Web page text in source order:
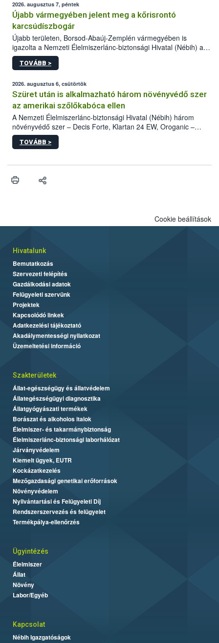
2026. augusztus 7, péntek
Újabb vármegyében jelent meg a kőrisrontó
karcsúdíszbogár
Újabb területen, Borsod-Abaúj-Zemplén vármegyében is
igazolta a Nemzeti Élelmiszerlánc-biztonsági Hivatal (Nébih) a
kőrisrontó karcsúdíszbogár (Agrilus planipennis) jelenlétét. A
kártevőt nem csak színcsapdában találták meg, de már fertőzött
az intenzív felderítést, emellett az intézkedéseket a szlovák
hatósággal is összehangolják a terjedés megállítása érdekében.
TOVÁBB >
2026. augusztus 6, csütörtök
Szüret után is alkalmazható három növényvédő szer
az amerikai szőlőkabóca ellen
A Nemzeti Élelmiszerlánc-biztonsági Hivatal (Nébih) három
növényvédő szer – Decis Forte, Klartan 24 EW, Oroganic –
engedélyokiratát módosította, így azok a szüretet követően,
egészen a vesszőérettség (BBCH 91) stádiumáig
érésű szőlőkben is legyen lehetőség a károsító elleni további
felhasználók számára is elérhető és ökológiai termesztésben is
TOVÁBB >
Cookie beállítások
Hivatalunk
Bemutatkozás
Szervezeti felépítés
Gazdálkodási adatok
Felügyeleti szervünk
Projektek
Kapcsolódó linkek
Adatkezelési tájékoztató
Akadálymentességi nyilatkozat
Üzemeltetési információ
Szakterületek
Állat-egészségügy és állatvédelem
Állategészségügyi diagnosztika
Állatgyógyászati termékek
Borászat és alkoholos italok
Élelmiszer- és takarmánybiztonság
Élelmiszerlánc-biztonsági laborhálózat
Járványvédelem
Kiemelt ügyek, EUTR
Kockázatkezelés
Mezőgazdasági genetikai erőforrások
Növényvédelem
Nyilvántartási és Felügyeleti Díj
Rendszerszervezés és felügyelet
Termékpálya-ellenőrzés
Ügyintézés
Élelmiszer
Állat
Növény
Labor/Egyéb
Kapcsolat
Nébih Igazgatóságok